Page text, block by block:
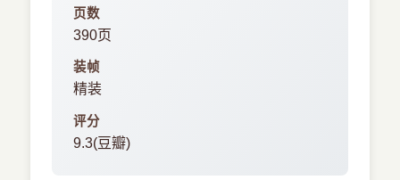
页数
390页
装帧
精装
评分
9.3(豆瓣)